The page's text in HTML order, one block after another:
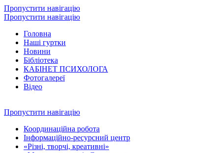
Пропустити навігацію
Пропустити навігацію
Головна
Наші гуртки
Новини
Бібліотека
КАБІНЕТ ПСИХОЛОГА
Фотогалереї
Відео
Пропустити навігацію
Координаційна робота
Інформаційно-ресурсний центр
«Різні, творчі, креативні»